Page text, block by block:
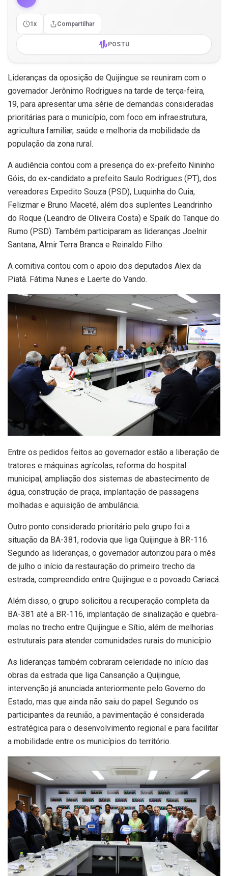
1x Compartilhar
POSTU
Lideranças da oposição de Quijingue se reuniram com o
governador Jerônimo Rodrigues na tarde de terça-feira,
19, para apresentar uma série de demandas consideradas
prioritárias para o município, com foco em infraestrutura,
agricultura familiar, saúde e melhoria da mobilidade da
população da zona rural.
A audiência contou com a presença do ex-prefeito Nininho
Góis, do ex-candidato a prefeito Saulo Rodrigues (PT), dos
vereadores Expedito Souza (PSD), Luquinha do Cuia,
Felizmar e Bruno Maceté, além dos suplentes Leandrinho
do Roque (Leandro de Oliveira Costa) e Spaik do Tanque do
Rumo (PSD). Também participaram as lideranças Joelnir
Santana, Almir Terra Branca e Reinaldo Filho.
A comitiva contou com o apoio dos deputados Alex da
Piatã. Fátima Nunes e Laerte do Vando.
Entre os pedidos feitos ao governador estão a liberação de
tratores e máquinas agrícolas, reforma do hospital
municipal, ampliação dos sistemas de abastecimento de
água, construção de praça, implantação de passagens
molhadas e aquisição de ambulância.
Outro ponto considerado prioritário pelo grupo foi a
situação da BA-381, rodovia que liga Quijingue à BR-116.
Segundo as lideranças, o governador autorizou para o mês
de julho o início da restauração do primeiro trecho da
estrada, compreendido entre Quijingue e o povoado Cariacá.
Além disso, o grupo solicitou a recuperação completa da
BA-381 até a BR-116, implantação de sinalização e quebra-
molas no trecho entre Quijingue e Sítio, além de melhorias
estruturais para atender comunidades rurais do município.
As lideranças também cobraram celeridade no início das
obras da estrada que liga Cansanção a Quijingue,
intervenção já anunciada anteriormente pelo Governo do
Estado, mas que ainda não saiu do papel. Segundo os
participantes da reunião, a pavimentação é considerada
estratégica para o desenvolvimento regional e para facilitar
a mobilidade entre os municípios do território.